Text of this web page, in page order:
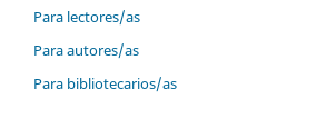
Para lectores/as
Para autores/as
Para bibliotecarios/as